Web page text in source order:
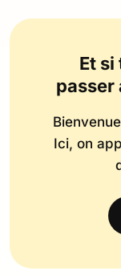
Et
passer
Ici, on